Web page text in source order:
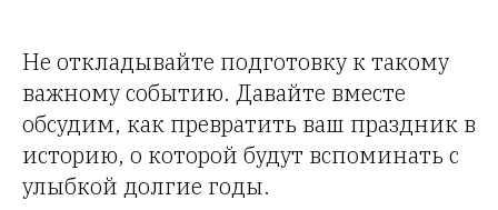
Не откладывайте подготовку к такому
важному событию. Давайте вместе
обсудим, как превратить ваш праздник в
историю, о которой будут вспоминать с
улыбкой долгие годы.